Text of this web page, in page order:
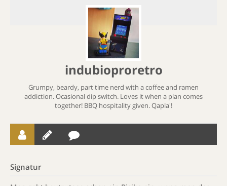
indubioproretro
Grumpy, beardy, part time nerd with a coffee and ramen
addiction. Ocasional dip switch. Loves it when a plan comes
together! BBQ hospitality given. Qapla'!
Signatur